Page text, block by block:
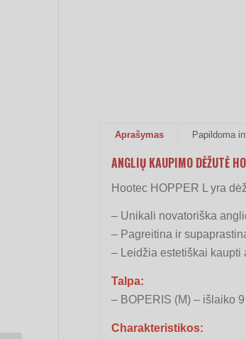
Aprašymas Papildoma
ANGLIŲ KAUPIMO DĖŽUTĖ
Hootec HOPPER L yra
– Unikali novatoriška
– Pagreitina ir
– Leidžia estetiškai kaupti
Talpa:
– BOPERIS (M) – išlaiko 9
Charakteristikos: